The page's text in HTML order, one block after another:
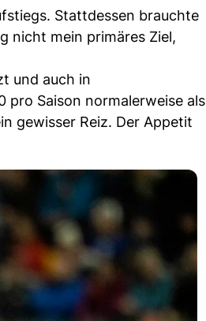
Stattdessen brauchte
nicht mein primäres Ziel,
und auch in
pro Saison normalerweise als
gewisser Reiz. Der Appetit